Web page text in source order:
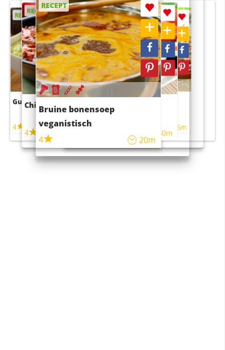
RECEPT
Guacamole
4
RECEPT
Chili con carne
4 45m
RECEPT
Bruine bonensoep
veganistisch
4
20m
RECEPT
Sushi rijstsalade
maaltijdsalade
40m
RECEPT
4 55m